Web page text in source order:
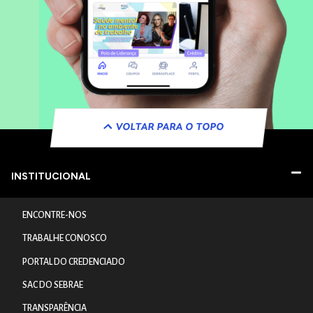
VOLTAR PARA O TOPO
INSTITUCIONAL
ENCONTRE-NOS
TRABALHE CONOSCO
PORTAL DO CREDENCIADO
SAC DO SEBRAE
TRANSPARÊNCIA